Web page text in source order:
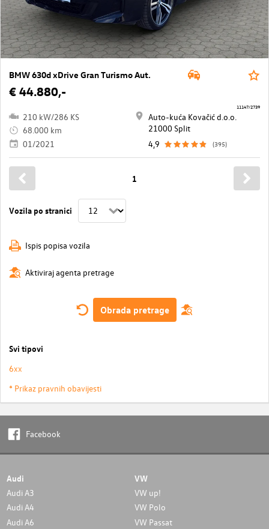
BMW 630d xDrive Gran Turismo Aut.
€ 44.880,-
210 kW/286 KS
68.000 km
01/2021
Auto-kuća Kovačić d.o.o.
21000 Split
4,9
(395)
11147/2739
Vozila po stranici
1
Ispis popisa vozila
Aktiviraj agenta pretrage
Obrada pretrage
Svi tipovi
6xx
* Prikaz pravnih obavijesti
Facebook
Audi
Audi A3
Audi A4
Audi A6
VW
VW up!
VW Polo
VW Passat